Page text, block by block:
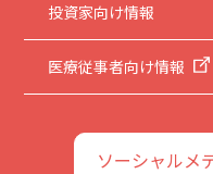
投資家向け情報
医療従事者向け情報
ソーシャルメ